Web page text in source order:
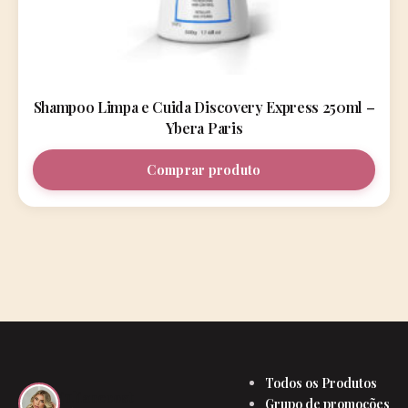
Shampoo Limpa e Cuida Discovery Express 250ml –
Ybera Paris
Comprar produto
Todos os Produtos
Grupo de promoções